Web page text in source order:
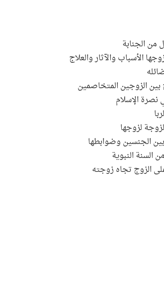
من الجنابة
الأسباب والآثار والعلاج
بين الزوجين المتخاصمين
الإسلام
لزوجها
الجنسين وضوابطها
السنة النبوية